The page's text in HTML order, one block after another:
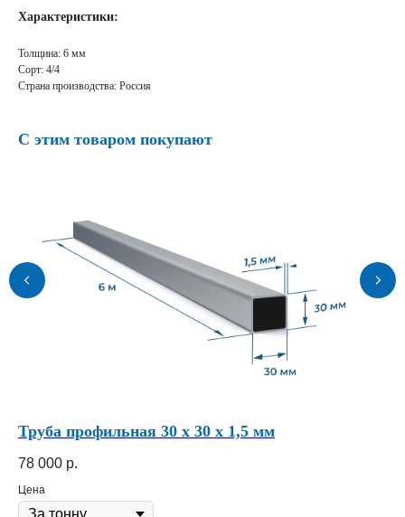
Характеристики:
Толщина: 6 мм
Сорт: 4/4
Страна производства: Россия
С этим товаром покупают
Труба профильная 30 х 30 х 1,5 мм
78 000 р.
Цена